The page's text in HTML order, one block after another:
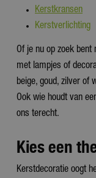
Kerstkransen
Kerstverlichting
Of je nu op zoek bent
met lampjes of
beige, goud, zilver of
Ook wie houdt van
ons terecht.
Kies een
Kerstdecoratie oogt